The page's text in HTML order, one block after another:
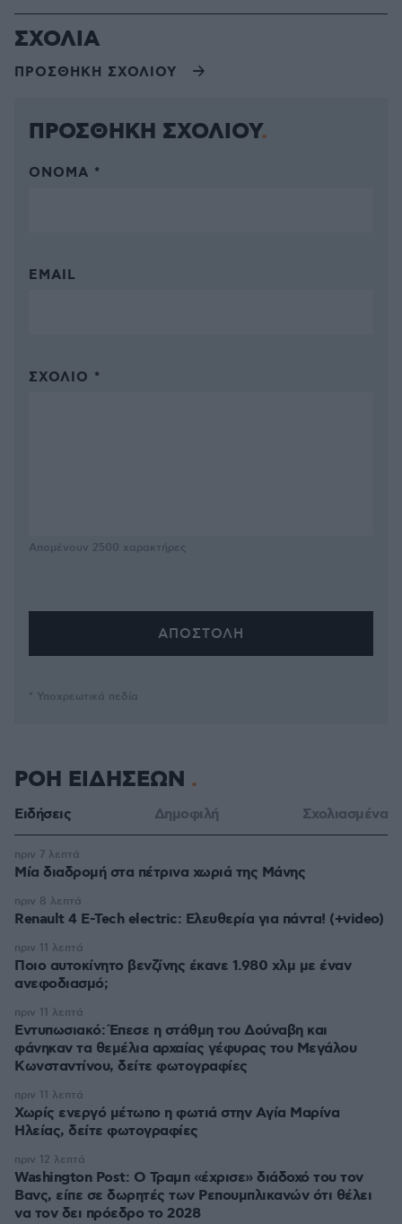
ΣΧΟΛΙΑ
ΠΡΟΣΘΗΚΗ ΣΧΟΛΙΟΥ
ΠΡΟΣΘΗΚΗ ΣΧΟΛΙΟΥ
ΌΝΟΜΑ *
EMAIL
ΣΧΌΛΙΟ *
Απομένουν 2500 χαρακτήρες
* Υποχρεωτικά πεδία
ΡΟΗ ΕΙΔΗΣΕΩΝ
Ειδήσεις Δημοφιλή Σχολιασμένα
Μία διαδρομή στα πέτρινα χωριά της Μάνης
πριν 7 λεπτά
Renault 4 E-Tech electric: Ελευθερία για πάντα! (+video)
πριν 8 λεπτά
Ποιο αυτοκίνητο βενζίνης έκανε 1.980 χλμ με έναν
ανεφοδιασμό;
πριν 11 λεπτά
Εντυπωσιακό: Έπεσε η στάθμη του Δούναβη και
φάνηκαν τα θεμέλια αρχαίας γέφυρας του Μεγάλου
Κωνσταντίνου, δείτε φωτογραφίες
πριν 11 λεπτά
Χωρίς ενεργό μέτωπο η φωτιά στην Aγία Μαρίνα
Ηλείας, δείτε φωτογραφίες
πριν 11 λεπτά
Washington Post: Ο Τραμπ «έχρισε» διάδοχό του τον
Βανς, είπε σε δωρητές των Ρεπουμπλικανών ότι θέλει
να τον δει πρόεδρο το 2028
πριν 12 λεπτά